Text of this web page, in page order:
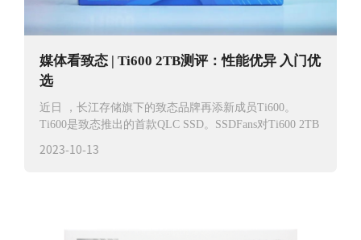
媒体看致态 | Ti600 2TB测评：性能优异 入门优
选
近日 ，长江存储旗下的致态品牌再添新成员Ti600。
Ti600是致态推出的首款QLC SSD。SSDFans对Ti600 2TB
2023-10-13